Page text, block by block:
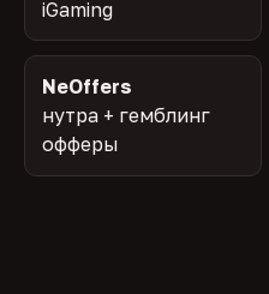
iGaming
NeOffers
нутра + гемблинг
офферы